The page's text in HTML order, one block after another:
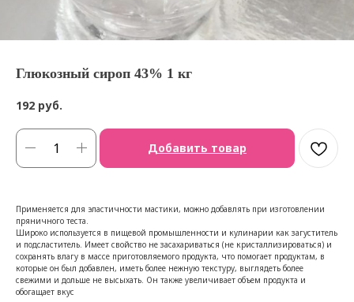
Глюкозный сироп 43% 1 кг
192 руб.
Добавить товар
Применяется для эластичности мастики, можно добавлять при изготовлении
пряничного теста.
Широко используется в пищевой промышленности и кулинарии как загуститель
и подсластитель. Имеет свойство не засахариваться (не кристаллизироваться) и
сохранять влагу в массе приготовляемого продукта, что помогает продуктам, в
которые он был добавлен, иметь более нежную текстуру, выглядеть более
свежими и дольше не высыхать. Он также увеличивает объем продукта и
обогащает вкус